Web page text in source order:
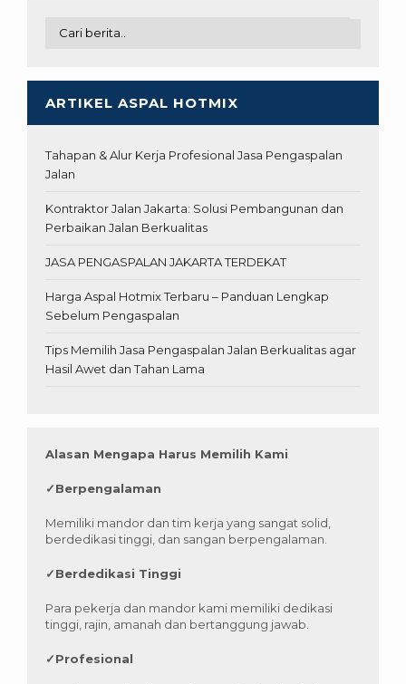
ARTIKEL ASPAL HOTMIX
Tahapan & Alur Kerja Profesional Jasa Pengaspalan
Jalan
Kontraktor Jalan Jakarta: Solusi Pembangunan dan
Perbaikan Jalan Berkualitas
JASA PENGASPALAN JAKARTA TERDEKAT
Harga Aspal Hotmix Terbaru – Panduan Lengkap
Sebelum Pengaspalan
Tips Memilih Jasa Pengaspalan Jalan Berkualitas agar
Hasil Awet dan Tahan Lama
Alasan Mengapa Harus Memilih Kami
✓Berpengalaman
Memiliki mandor dan tim kerja yang sangat solid,
berdedikasi tinggi, dan sangan berpengalaman.
✓Berdedikasi Tinggi
Para pekerja dan mandor kami memiliki dedikasi
tinggi, rajin, amanah dan bertanggung jawab.
✓Profesional